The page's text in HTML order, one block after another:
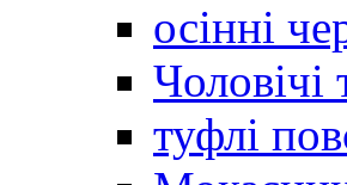
осінні
Чоловічі
туфлі